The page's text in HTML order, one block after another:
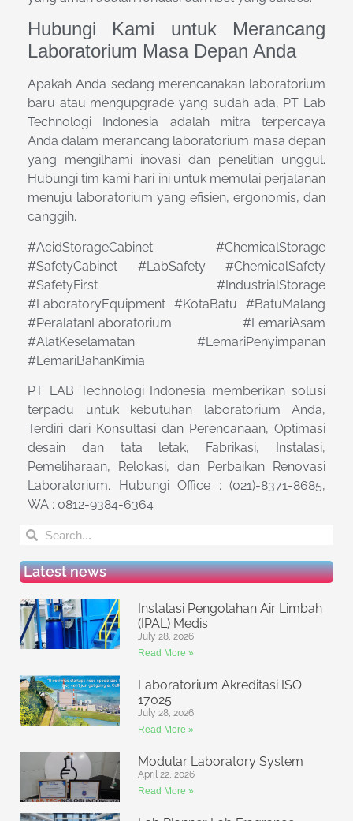
Hubungi Kami untuk Merancang
Laboratorium Masa Depan Anda
Apakah Anda sedang merencanakan laboratorium
baru atau mengupgrade yang sudah ada, PT Lab
Technologi Indonesia adalah mitra terpercaya
Anda dalam merancang laboratorium masa depan
yang mengilhami inovasi dan penelitian unggul.
Hubungi tim kami hari ini untuk memulai perjalanan
menuju laboratorium yang efisien, ergonomis, dan
canggih.
#AcidStorageCabinet #ChemicalStorage
#SafetyCabinet #LabSafety #ChemicalSafety
#SafetyFirst #IndustrialStorage
#LaboratoryEquipment #KotaBatu #BatuMalang
#PeralatanLaboratorium #LemariAsam
#AlatKeselamatan #LemariPenyimpanan
#LemariBahanKimia
PT LAB Technologi Indonesia memberikan solusi
terpadu untuk kebutuhan laboratorium Anda,
Terdiri dari Konsultasi dan Perencanaan, Optimasi
desain dan tata letak, Fabrikasi, Instalasi,
Pemeliharaan, Relokasi, dan Perbaikan Renovasi
Laboratorium. Hubungi Office : (021)-8371-8685,
WA : 0812-9384-6364
Latest news
Instalasi Pengolahan Air Limbah
(IPAL) Medis
July 28, 2026
Read More »
Laboratorium Akreditasi ISO
17025
July 28, 2026
Read More »
Modular Laboratory System
April 22, 2026
Read More »